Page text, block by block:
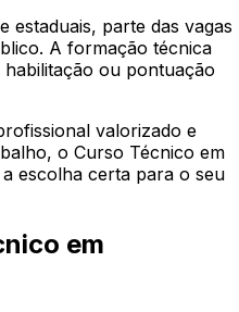
estaduais, parte das vagas
A formação técnica
ou pontuação
valorizado e
o Curso Técnico em
escolha certa para o seu
em